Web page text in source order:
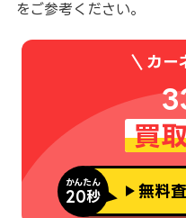
をご参考ください。
カー
買
かんたん
20秒 無料